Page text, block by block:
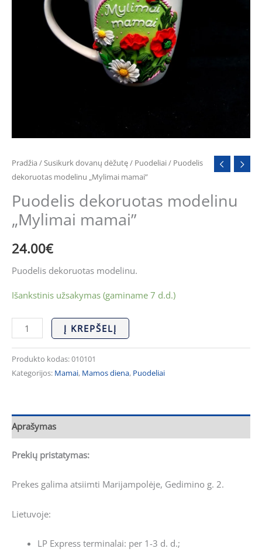
Pradžia /Susikurk dovanų dėžutę/ Puodeliai/ Puodelis
dekoruotas modelinu „Mylimai mamai”
Puodelis dekoruotas modelinu
„Mylimai mamai”
24.00€
Puodelis dekoruotas modelinu.
Išankstinis užsakymas (gaminame 7 d.d.)
Į KREPŠELĮ
Produkto kodas:010101
Kategorijos: Mamai, Mamos diena, Puodeliai
Aprašymas
Prekių pristatymas:
Prekes galima atsiimti Marijampolėje, Gedimino g. 2.
Lietuvoje:
LP Express terminalai: per 1-3 d. d.;